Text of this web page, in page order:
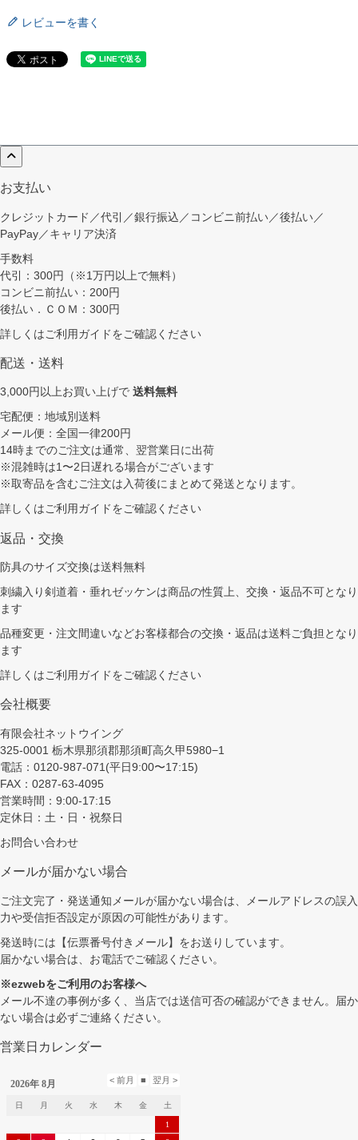
レビューを書く
お支払い
クレジットカード／代引／銀行振込／コンビニ前払い／後払い／
PayPay／キャリア決済
手数料
代引：300円（※1万円以上で無料）
コンビニ前払い：200円
後払い．ＣＯＭ：300円
詳しくはご利用ガイドをご確認ください
配送・送料
3,000円以上お買い上げで 送料無料
宅配便：地域別送料
メール便：全国一律200円
14時までのご注文は通常、翌営業日に出荷
※混雑時は1〜2日遅れる場合がございます
※取寄品を含むご注文は入荷後にまとめて発送となります。
詳しくはご利用ガイドをご確認ください
返品・交換
防具のサイズ交換は送料無料
刺繍入り剣道着・垂れゼッケンは商品の性質上、交換・返品不可となり
ます
品種変更・注文間違いなどお客様都合の交換・返品は送料ご負担となり
ます
詳しくはご利用ガイドをご確認ください
会社概要
有限会社ネットウイング
325-0001 栃木県那須郡那須町高久甲5980−1
電話：0120-987-071(平日9:00〜17:15)
FAX：0287-63-4095
営業時間：9:00-17:15
定休日：土・日・祝祭日
お問合い合わせ
メールが届かない場合
ご注文完了・発送通知メールが届かない場合は、メールアドレスの誤入
力や受信拒否設定が原因の可能性があります。
発送時には【伝票番号付きメール】をお送りしています。
届かない場合は、お電話でご確認ください。
※ezwebをご利用のお客様へ
メール不達の事例が多く、当店では送信可否の確認ができません。届か
ない場合は必ずご連絡ください。
営業日カレンダー